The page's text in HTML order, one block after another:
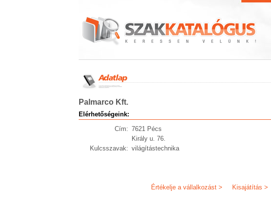
Palmarco Kft.
Elérhetőségeink:
Cím: 7621 Pécs
Király u. 76.
Kulcsszavak: világítástechnika
Kisajátítás >
Értékelje a vállalkozást >